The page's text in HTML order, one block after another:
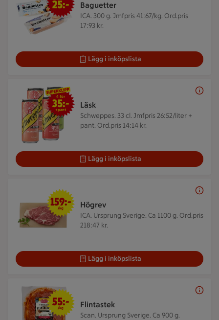
Baguetter
ICA. 300 g. Jmfpris 41:67/kg. Ord.pris
17:93 kr.
25:-
Lägg i inköpslista
Läsk
Schweppes. 33 cl. Jmfpris 26:52/liter +
pant. Ord.pris 14:14 kr.
4 för 35 kr
4 för
35:-
+pant
Lägg i inköpslista
Högrev
ICA. Ursprung Sverige. Ca 1100 g. Ord.pris
218:47 kr.
159 kr/kg
159:-
/kg
Lägg i inköpslista
Flintastek
Scan. Ursprung Sverige. Ca 900 g.
55 kr/kg
55:-
/kg